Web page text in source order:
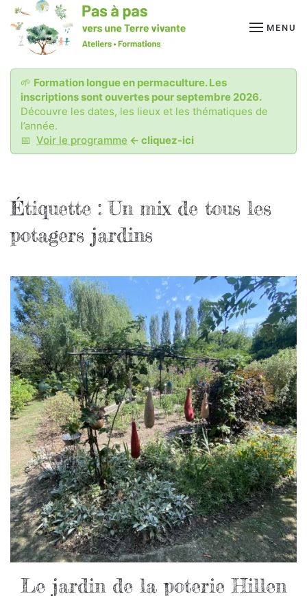
Passer
au
contenu
principal
MENU
🌱 Formation longue en permaculture. Les
inscriptions sont ouvertes pour septembre 2026.
Découvre les dates, les lieux et les thématiques de
l’année.
📅 Voir le programme <- cliquez-ici
Étiquette :Un mix de tous les
potagers jardins
Le jardin de la poterie Hillen